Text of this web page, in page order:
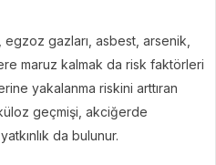
egzoz gazları, asbest, arsenik,
maruz kalmak da risk faktörleri
yakalanma riskini arttıran
geçmişi, akciğerde
da bulunur.